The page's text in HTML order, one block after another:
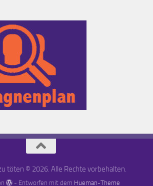
töten © 2026. Alle Rechte vorbehalten.
- Entworfen mit dem Hueman-Theme